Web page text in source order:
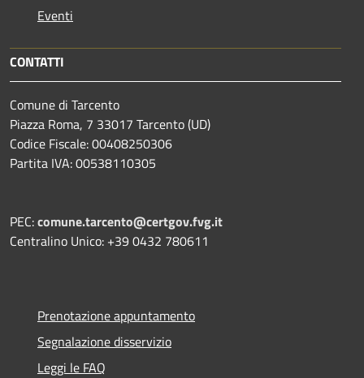
Eventi
CONTATTI
Comune di Tarcento
Piazza Roma, 7 33017 Tarcento (UD)
Codice Fiscale: 00408250306
Partita IVA: 00538110305
PEC:comune.tarcento@certgov.fvg.it
Centralino Unico: +39 0432 780611
Prenotazione appuntamento
Segnalazione disservizio
Leggi le FAQ